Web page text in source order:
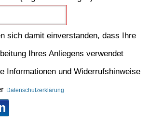
sich damit einverstanden, dass Ihre
Ihres Anliegens verwendet
Informationen und Widerrufshinweise
Datenschutzerklärung